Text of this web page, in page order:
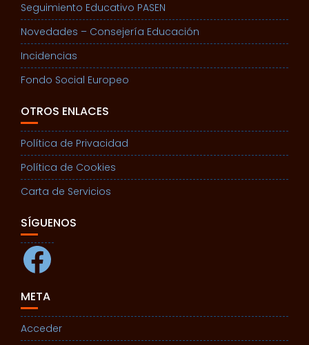
Seguimiento Educativo PASEN
Novedades – Consejería Educación
Incidencias
Fondo Social Europeo
OTROS ENLACES
Política de Privacidad
Política de Cookies
Carta de Servicios
SÍGUENOS
Facebook
META
Acceder